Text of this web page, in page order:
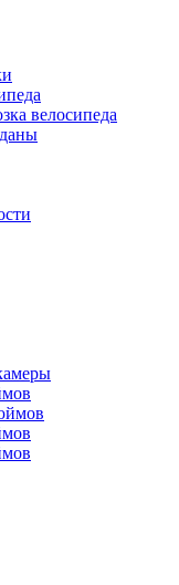
велосипеда